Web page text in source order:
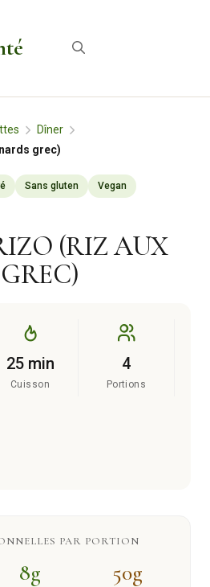
Dîner
grec)
Sans gluten Vegan
(RIZ AUX
25 min
Cuisson
4
Portions
PAR PORTION
8g 50g